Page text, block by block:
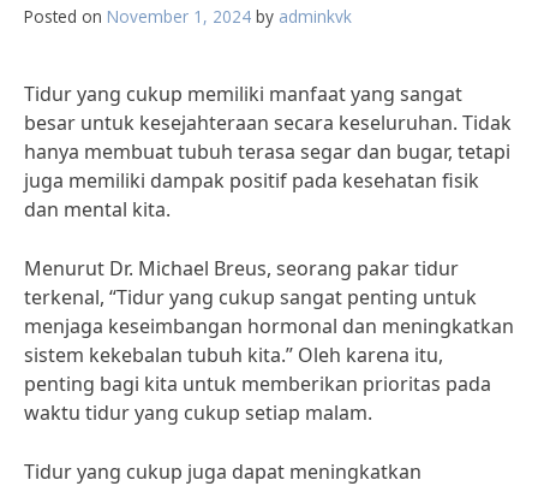
Posted on November 1, 2024 by adminkvk
Tidur yang cukup memiliki manfaat yang sangat
besar untuk kesejahteraan secara keseluruhan. Tidak
hanya membuat tubuh terasa segar dan bugar, tetapi
juga memiliki dampak positif pada kesehatan fisik
dan mental kita.
Menurut Dr. Michael Breus, seorang pakar tidur
terkenal, “Tidur yang cukup sangat penting untuk
menjaga keseimbangan hormonal dan meningkatkan
sistem kekebalan tubuh kita.” Oleh karena itu,
penting bagi kita untuk memberikan prioritas pada
waktu tidur yang cukup setiap malam.
Tidur yang cukup juga dapat meningkatkan